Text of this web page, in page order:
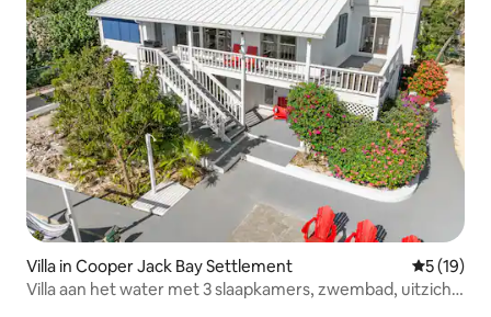
Villa in Cooper Jack Bay Settlement
5 (19)
Villa aan het water met 3 slaapkamers, zwembad, uitzicht